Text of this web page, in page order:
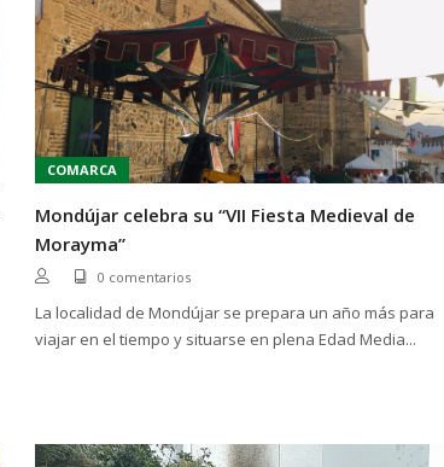
COMARCA
Mondújar celebra su “VII Fiesta Medieval de
Morayma”
0 comentarios
La localidad de Mondújar se prepara un año más para
viajar en el tiempo y situarse en plena Edad Media...